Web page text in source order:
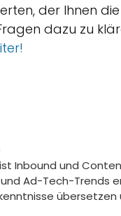
der Ihnen
dazu zu
Inbound und
und Ad-Tech-